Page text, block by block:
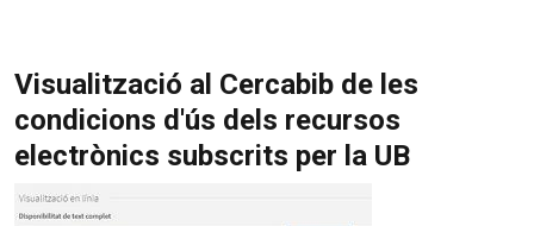
Visualització al Cercabib de les
condicions d'ús dels recursos
electrònics subscrits per la UB